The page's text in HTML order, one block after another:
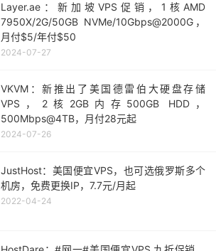
Layer.ae：新加坡VPS促销，1核AMD
7950X/2G/50GB NVMe/10Gbps@2000G，
月付$5/年付$50
2024-07-27
VKVM：新推出了美国德雷伯大硬盘存储
VPS，2核2GB内存500GB HDD，
500Mbps@4TB，月付28元起
2024-07-26
JustHost：美国便宜VPS，也可选俄罗斯多个
机房，免费更换IP，7.7元/月起
2022-04-24